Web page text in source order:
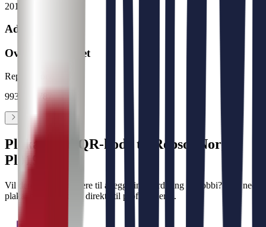
2019
Adresse
Overordnet enhet
Repsol Norge
993 787 787
Plakat med QR-kode til Repsol Norge
Pl019 F
Vil dere oppfordre flere til å legge inn vurdering på Jobbi? Last ned
plakat med QR-kode direkte til profilen deres.